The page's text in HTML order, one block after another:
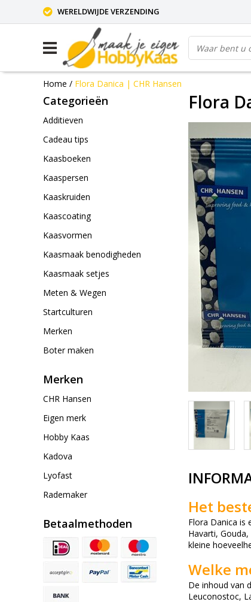
WERELDWIJDE VERZENDING
Home / Flora Danica | CHR Hansen
Categorieën
Additieven
Cadeau tips
Kaasboeken
Kaaspersen
Kaaskruiden
Kaascoating
Kaasvormen
Kaasmaak benodigheden
Kaasmaak setjes
Meten & Wegen
Startculturen
Merken
Boter maken
Merken
CHR Hansen
Eigen merk
Hobby Kaas
Kadova
Lyofast
Rademaker
Betaalmethoden
Flora
Het
Flora Danica is
Havarti,
kleine
Welke
De inhoud van
Leuconostoc,